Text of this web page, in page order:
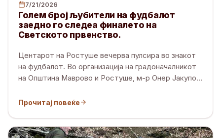
7/21/2026
Голем број љубители на фудбалот
заедно го следеа финалето на
Светското првенство.
Центарот на Ростуше вечерва пулсира во знакот
на фудбалот. Во организација на градоначалникот
на Општина Маврово и Ростуше, м-р Онер Јакупо…
Прочитај повеќе